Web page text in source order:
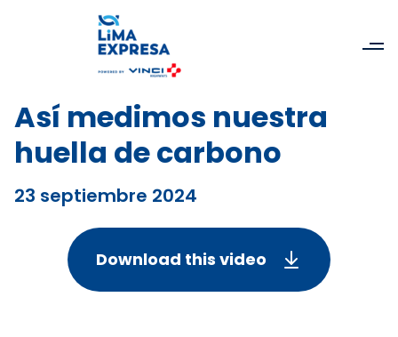
Así medimos nuestra
huella de carbono
23 septiembre 2024
Download this video